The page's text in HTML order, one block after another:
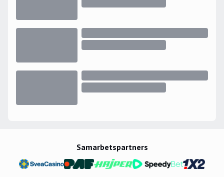
Samarbetspartners